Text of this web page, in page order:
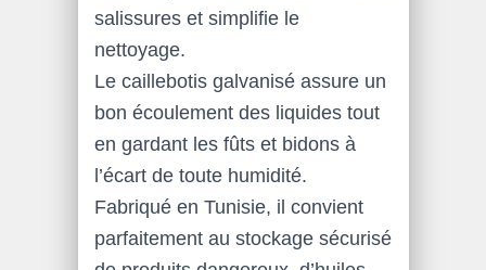
salissures et simplifie le
nettoyage.
Le caillebotis galvanisé assure un
bon écoulement des liquides tout
en gardant les fûts et bidons à
l’écart de toute humidité.
Fabriqué en Tunisie, il convient
parfaitement au stockage sécurisé